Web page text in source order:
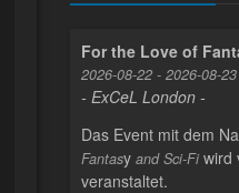
For the Love of
2026-08-22 - 2026-08-23
- ExCeL London -
Das Event mit dem
Fantasy and Sci-Fi wird
veranstaltet.